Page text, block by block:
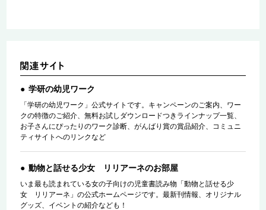
学研の幼児ワーク
「学研の幼児ワーク」公式サイトです。キャンペーンのご案内、ワー
クの特徴のご紹介、無料お試しダウンロードつきラインナップ一覧、
お子さんにぴったりのワーク診断、がんばり賞の賞品紹介、コミュニ
ティサイトへのリンクなど
動物と話せる少女 リリアーネのお部屋
いま最も読まれている女の子向けの児童書読み物「動物と話せる少
女 リリアーネ」の公式ホームページです。最新刊情報、オリジナル
グッズ、イベントの紹介なども！